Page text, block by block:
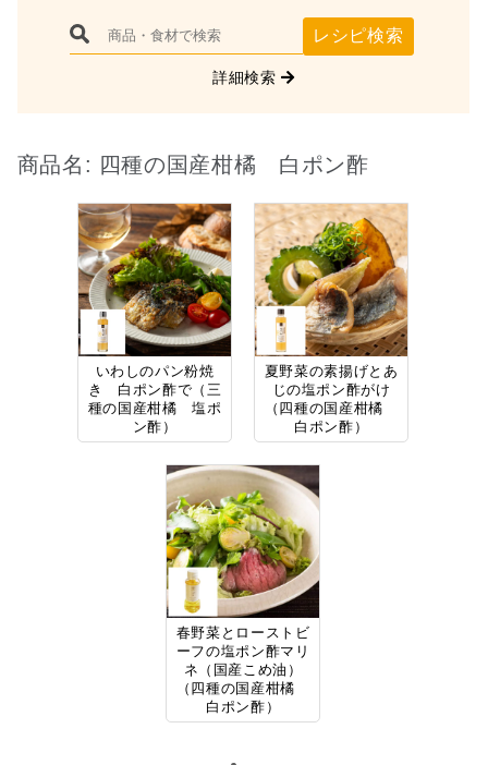
レシピ検索
詳細検索
商品名: 四種の国産柑橘 白ポン酢
いわしのパン粉焼
き 白ポン酢で（三
種の国産柑橘 塩ポ
ン酢）
夏野菜の素揚げとあ
じの塩ポン酢がけ
（四種の国産柑橘
白ポン酢）
春野菜とローストビ
ーフの塩ポン酢マリ
ネ（国産こめ油）
（四種の国産柑橘
白ポン酢）